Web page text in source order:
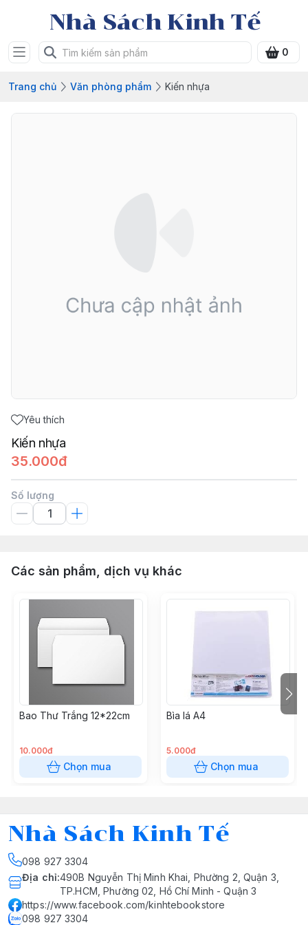
Nhà Sách Kinh Tế
0
Trang chủ Văn phòng phẩm Kiến nhựa
Yêu thích
Kiến nhựa
35.000đ
Số lượng
Các sản phẩm, dịch vụ khác
Bao Thư Trắng 12*22cm
10.000đ
Chọn mua
Bìa lá A4
5.000đ
Chọn mua
Nhà Sách Kinh Tế
098 927 3304
Địa chỉ:490B Nguyễn Thị Minh Khai, Phường 2, Quận 3,
TP.HCM, Phường 02, Hồ Chí Minh - Quận 3
https://www.facebook.com/kinhtebookstore
098 927 3304